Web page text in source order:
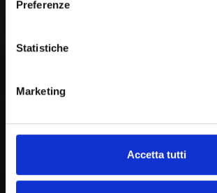
Preferenze
Statistiche
Marketing
Accetta tutti